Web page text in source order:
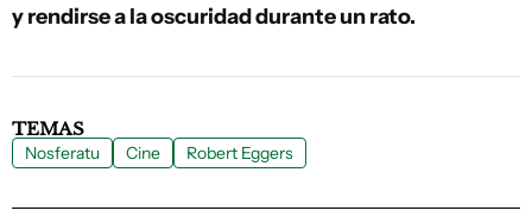
y rendirse a la oscuridad durante un rato.
TEMAS
Nosferatu Cine Robert Eggers